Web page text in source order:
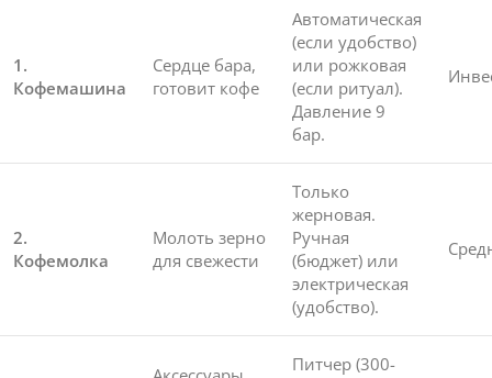
1.
Кофемашина
Сердце бара,
готовит кофе
Автоматическая
(если удобство)
или рожковая
(если ритуал).
Давление 9
бар.
2.
Кофемолка
Молоть зерно
для свежести
Только
жерновая.
Ручная
(бюджет) или
электрическая
(удобство).
Питчер (300-